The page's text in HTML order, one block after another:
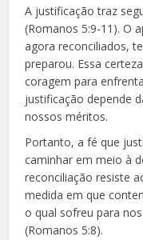
A justificação traz
(Romanos 5:9-11). O
agora reconciliados,
preparou. Essa
coragem para
justificação depende
nossos méritos.
Portanto, a fé que
caminhar em meio à
reconciliação resiste
medida em que
o qual sofreu para
(Romanos 5:8).